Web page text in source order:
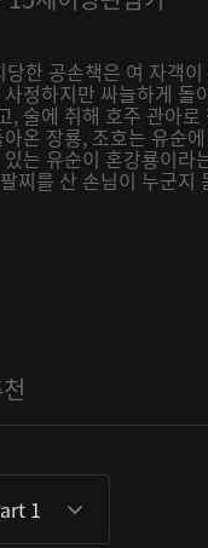
한 공손책은 여 자객
정하지만 싸늘하게
, 술에 취해 호주 관아
온 장룡, 조호는 유순
는 유순이 혼강룡이
찌를 산 손님이 누군
1